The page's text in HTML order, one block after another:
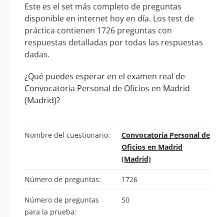
Este es el set más completo de preguntas
disponible en internet hoy en día. Los test de
práctica contienen 1726 preguntas con
respuestas detalladas por todas las respuestas
dadas.
¿Qué puedes esperar en el examen real de
Convocatoria Personal de Oficios en Madrid
(Madrid)?
Nombre del cuestionario:
Convocatoria Personal de
Oficios en Madrid
(Madrid)
Número de preguntas: 1726
Número de preguntas
para la prueba:
50